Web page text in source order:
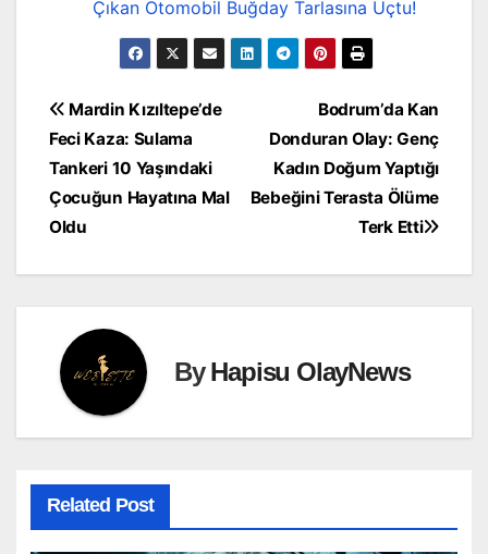
Çıkan Otomobil Buğday Tarlasına Uçtu!
Yazı
gezinmesi
Bodrum’da Kan
Donduran Olay: Genç
Kadın Doğum Yaptığı
Bebeğini Terasta Ölüme
Terk Etti
Mardin Kızıltepe’de
Feci Kaza: Sulama
Tankeri 10 Yaşındaki
Çocuğun Hayatına Mal
Oldu
ByHapisu OlayNews
Related Post